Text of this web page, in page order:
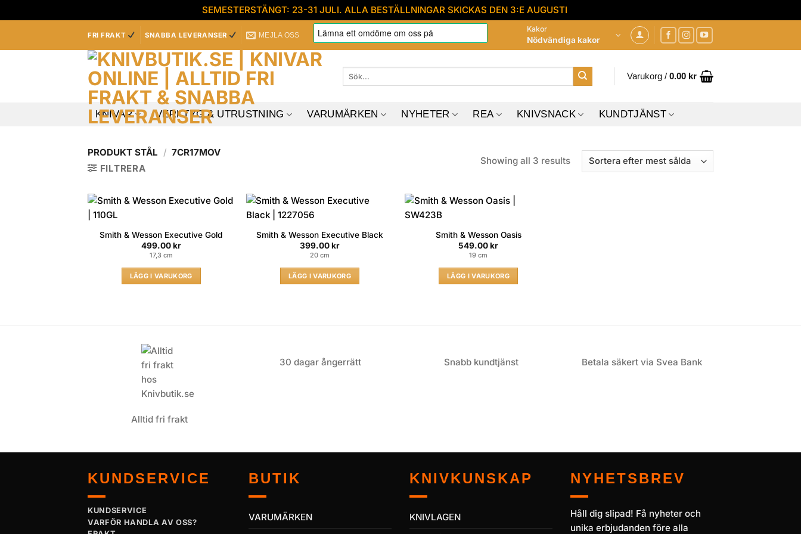
SEMESTERSTÄNGT: 23-31 JULI. ALLA BESTÄLLNINGAR SKICKAS DEN 3:E AUGUSTI
FRI FRAKT SNABBA LEVERANSER MEJLA OSS
Kakor
Nödvändiga kakor
Sök
Varukorg / 0.00 kr
KNIVAR VERKTYG & UTRUSTNING VARUMÄRKEN NYHETER REA KNIVSNACK KUNDTJÄNST
PRODUKT STÅL / 7CR17MOV
FILTRERA
Showing all 3 resultsSorted
Smith & Wesson Executive Gold
499.00kr
17,3 cm
LÄGG I VARUKORG
Smith & Wesson Executive Black
399.00kr
20 cm
LÄGG I VARUKORG
Smith & Wesson Oasis
549.00kr
19 cm
LÄGG I VARUKORG
Alltid fri frakt
30 dagar ångerrätt Snabb kundtjänst Betala säkert via Svea Bank
KUNDSERVICE
KUNDSERVICE
VARFÖR HANDLA AV OSS?
BUTIK
VARUMÄRKEN
KNIVKUNSKAP
KNIVLAGEN
NYHETSBREV
Håll dig slipad! Få nyheter och
unika erbjudanden före alla